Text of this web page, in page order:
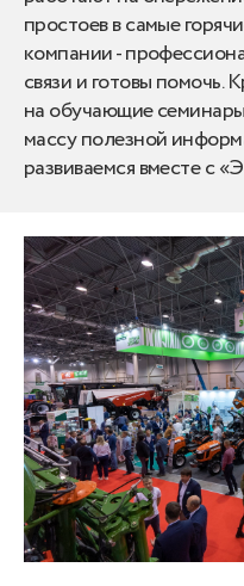
простоев в самые
компании -
связи и готовы помочь.
на обучающие
массу полезной
развиваемся вместе с